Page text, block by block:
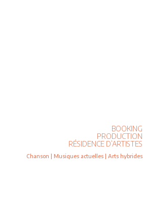
BOOKING
PRODUCTION
RÉSIDENCE D’ARTISTES
Chanson | Musiques actuelles | Arts hybrides